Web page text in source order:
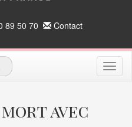
89 50 70 Contact
avec